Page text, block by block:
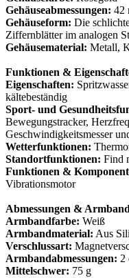
Gehäuseabmessungen: 42
Gehäuseform: Die
Ziffernblätter im analogen
Gehäusematerial: Metall,
Funktionen &
Eigenschaften:
kältebeständig
Sport- und
Bewegungstracker,
Geschwindigkeitsmesser
Wetterfunktionen:
Standortfunktionen: Find
Funktionen &
Vibrationsmotor
Abmessungen & Armband
Armbandfarbe: Weiß
Armbandmaterial: Aus
Verschlussart:
Armbandabmessungen: 2
Mittelschwer: 75 g